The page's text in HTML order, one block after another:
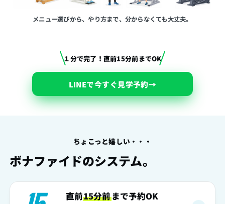
メニュー選びから、やり方まで、分からなくても大丈夫。
１分で完了！直前15分前までOK
LINEで今すぐ見学予約→
ちょこっと嬉しい・・・
ボナファイドのシステム。
直前15分前まで予約OK